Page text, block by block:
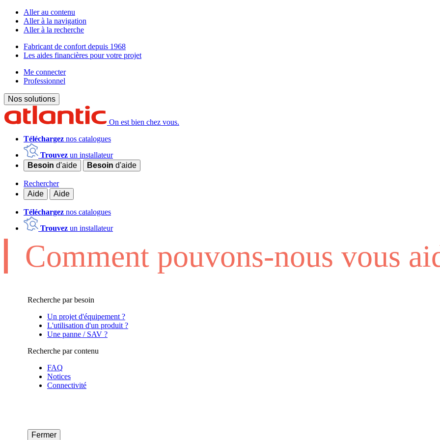
Aller au contenu
Aller à la navigation
Aller à la recherche
Fabricant de confort depuis 1968
Les aides financières pour votre projet
Me connecter
Professionnel
Nos solutions
On est bien chez vous.
Téléchargez nos catalogues
Trouvez un installateur
Besoin d'aide Besoin d'aide
Rechercher
Aide
Aide
Téléchargez nos catalogues
Trouvez un installateur
Comment pouvons-nous vous
Recherche par besoin
Un projet d'équipement ?
L'utilisation d'un produit ?
Une panne / SAV ?
Recherche par contenu
FAQ
Notices
Connectivité
Fermer